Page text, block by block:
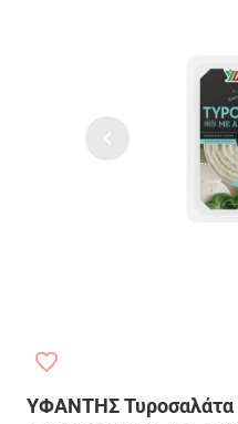
ΥΦΑΝΤΗΣ Τυροσαλάτα